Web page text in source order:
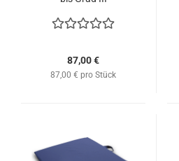
87,00 €
87,00 € pro Stück